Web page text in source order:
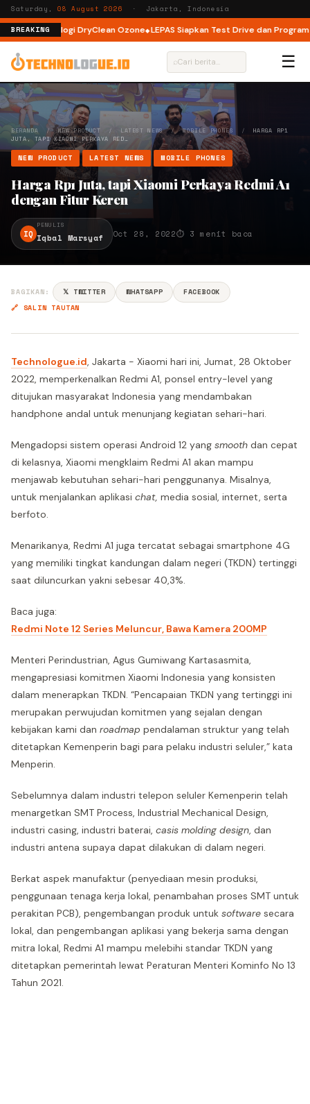
Saturday,08 August 2026 · Jakarta, Indonesia
BREAKING
Teknologi DryClean Ozone LEPAS Siapkan Test Drive dan Program
⌕ ☰
BERANDA /NEW PRODUCT / LATEST NEWS/MOBILE PHONES / HARGA RP1
JUTA, TAPI XIAOMI PERKAYA RED…
NEW PRODUCT LATEST NEWS MOBILE PHONES
Harga Rp1 Juta, tapi Xiaomi Perkaya Redmi A1
dengan Fitur Keren
IQ
PENULIS
Iqbal Marsyaf Oct 28, 2022⏱ 3 menit baca
BAGIKAN: 𝕏 TWITTER WHATSAPP
FACEBOOK
🔗 SALIN TAUTAN
Technologue.id, Jakarta - Xiaomi hari ini, Jumat, 28 Oktober
2022, memperkenalkan Redmi A1, ponsel entry-level yang
ditujukan masyarakat Indonesia yang mendambakan
handphone andal untuk menunjang kegiatan sehari-hari.
Mengadopsi sistem operasi Android 12 yang smooth dan cepat
di kelasnya, Xiaomi mengklaim Redmi A1 akan mampu
menjawab kebutuhan sehari-hari penggunanya. Misalnya,
untuk menjalankan aplikasi chat, media sosial, internet, serta
berfoto.
Menarikanya, Redmi A1 juga tercatat sebagai smartphone 4G
yang memiliki tingkat kandungan dalam negeri (TKDN) tertinggi
saat diluncurkan yakni sebesar 40,3%.
Baca juga:
Redmi Note 12 Series Meluncur, Bawa Kamera 200MP
Menteri Perindustrian, Agus Gumiwang Kartasasmita,
mengapresiasi komitmen Xiaomi Indonesia yang konsisten
dalam menerapkan TKDN. “Pencapaian TKDN yang tertinggi ini
merupakan perwujudan komitmen yang sejalan dengan
kebijakan kami dan roadmap pendalaman struktur yang telah
ditetapkan Kemenperin bagi para pelaku industri seluler,” kata
Menperin.
Sebelumnya dalam industri telepon seluler Kemenperin telah
menargetkan SMT Process, Industrial Mechanical Design,
industri casing, industri baterai, casis molding design, dan
industri antena supaya dapat dilakukan di dalam negeri.
Berkat aspek manufaktur (penyediaan mesin produksi,
penggunaan tenaga kerja lokal, penambahan proses SMT untuk
perakitan PCB), pengembangan produk untuk software secara
lokal, dan pengembangan aplikasi yang bekerja sama dengan
mitra lokal, Redmi A1 mampu melebihi standar TKDN yang
ditetapkan pemerintah lewat Peraturan Menteri Kominfo No 13
Tahun 2021.